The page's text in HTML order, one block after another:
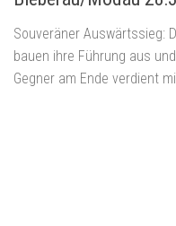
Souveräner Auswärtssieg:
bauen ihre Führung aus
Gegner am Ende verdient